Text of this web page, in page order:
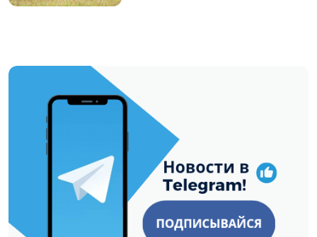
https://t.me/minskctvby